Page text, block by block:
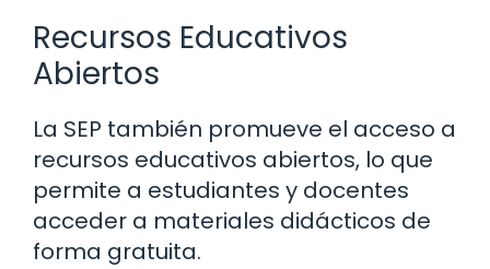
Recursos Educativos
Abiertos
La SEP también promueve el acceso a
recursos educativos abiertos, lo que
permite a estudiantes y docentes
acceder a materiales didácticos de
forma gratuita.